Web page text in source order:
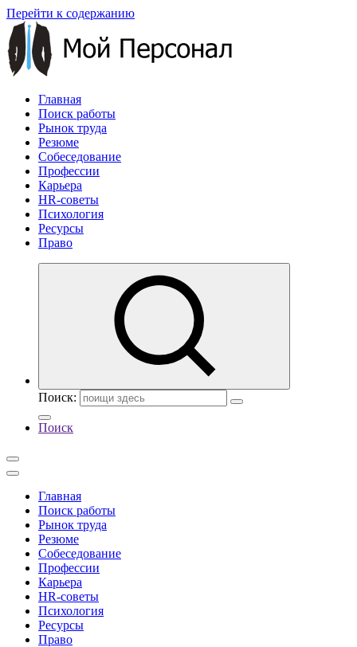
Перейти к содержанию
Главная
Поиск работы
Рынок труда
Резюме
Собеседование
Профессии
Карьера
HR-советы
Психология
Ресурсы
Право
Поиск:
Поиск
Главная
Поиск работы
Рынок труда
Резюме
Собеседование
Профессии
Карьера
HR-советы
Психология
Ресурсы
Право